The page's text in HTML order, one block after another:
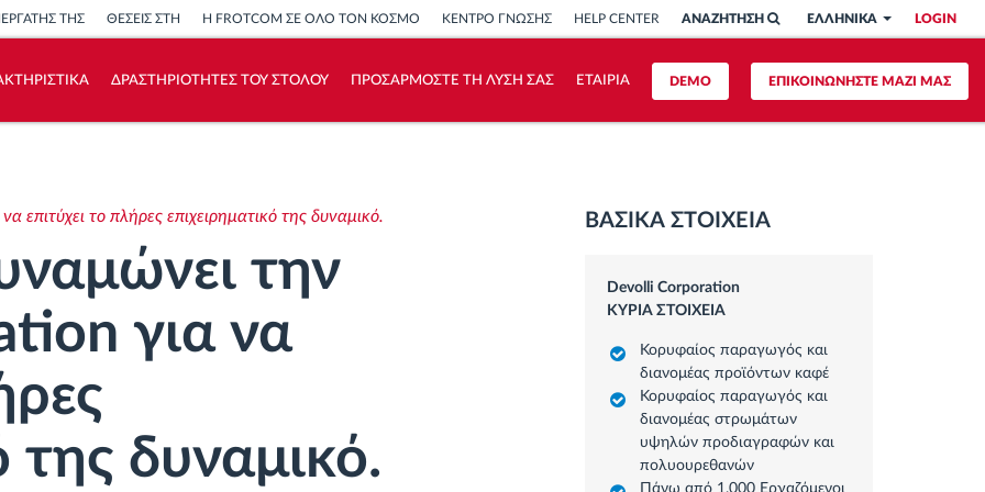
LOGIN
ΕΛΛΗΝΙΚΑ
ΑΝΑΖΗΤΗΣΗ
ΤΗΣ ΘΕΣΕΙΣ ΣΤΗ Η FROTCOM ΣΕ ΟΛΟ ΤΟΝ ΚΟΣΜΟ ΚΕΝΤΡΟ ΓΝΩΣΗΣ HELP CENTER
ΕΠΙΚΟΙΝΩΝΗΣΤΕ ΜΑΖΙ ΜΑΣ
DEMO
ΔΡΑΣΤΗΡΙΟΤΗΤΕΣ ΤΟΥ ΣΤΟΛΟΥ ΠΡΟΣΑΡΜΟΣΤΕ ΤΗ ΛΥΣΗ ΣΑΣ ΕΤΑΙΡΙΑ
Υπολογιστής εξοικονόμησης
το πλήρες επιχειρηματικό της δυναμικό.
την
για να
της δυναμικό.
ΒΑΣΙΚΑ ΣΤΟΙΧΕΙΑ
Devolli Corporation
ΚΥΡΙΑ ΣΤΟΙΧΕΙΑ
Κορυφαίος παραγωγός και
διανομέας προϊόντων καφέ
Κορυφαίος παραγωγός και
διανομέας στρωμάτων
υψηλών προδιαγραφών και
πολυουρεθανών
Πάνω από 1.000 Εργαζόμενοι